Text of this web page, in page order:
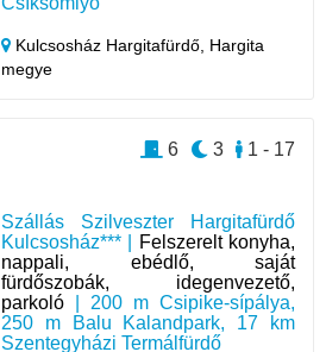
Kulcsosház Hargitafürdő, Hargita
megye
Szállás Szilveszter Hargitafürdő
Kulcsosház*** |
Felszerelt konyha,
nappali, ebédlő, saját
fürdőszobák, idegenvezető,
parkoló | 200 m Csipike-sípálya,
250 m Balu Kalandpark, 17 km
Szentegyházi Termálfürdő
1 - 17
3
6